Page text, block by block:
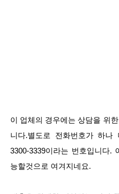
이 업체의 경우에는 상담을 위
니다.별도로 전화번호가 하
3300-3339이라는 번호입니다.
능할것으로 여겨지네요.